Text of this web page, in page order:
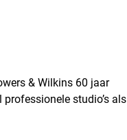
& Wilkins 60 jaar
studio’s als